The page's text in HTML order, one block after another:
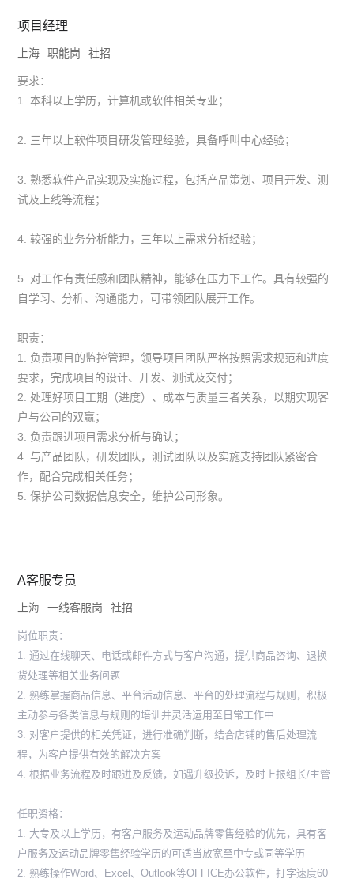
项目经理
上海 职能岗 社招
要求：
1. 本科以上学历，计算机或软件相关专业；
2. 三年以上软件项目研发管理经验，具备呼叫中心经验；
3. 熟悉软件产品实现及实施过程，包括产品策划、项目开发、测
试及上线等流程；
4. 较强的业务分析能力，三年以上需求分析经验；
5. 对工作有责任感和团队精神，能够在压力下工作。具有较强的
自学习、分析、沟通能力，可带领团队展开工作。
职责：
1. 负责项目的监控管理，领导项目团队严格按照需求规范和进度
要求，完成项目的设计、开发、测试及交付；
2. 处理好项目工期（进度）、成本与质量三者关系，以期实现客
户与公司的双赢；
3. 负责跟进项目需求分析与确认；
4. 与产品团队，研发团队，测试团队以及实施支持团队紧密合
作，配合完成相关任务；
5. 保护公司数据信息安全，维护公司形象。
A客服专员
上海 一线客服岗 社招
岗位职责：
1. 通过在线聊天、电话或邮件方式与客户沟通，提供商品咨询、退换
货处理等相关业务问题
2. 熟练掌握商品信息、平台活动信息、平台的处理流程与规则，积极
主动参与各类信息与规则的培训并灵活运用至日常工作中
3. 对客户提供的相关凭证，进行准确判断，结合店铺的售后处理流
程，为客户提供有效的解决方案
4. 根据业务流程及时跟进及反馈，如遇升级投诉，及时上报组长/主管
任职资格：
1. 大专及以上学历，有客户服务及运动品牌零售经验的优先，具有客
户服务及运动品牌零售经验学历的可适当放宽至中专或同等学历
2. 熟练操作Word、Excel、Outlook等OFFICE办公软件，打字速度60